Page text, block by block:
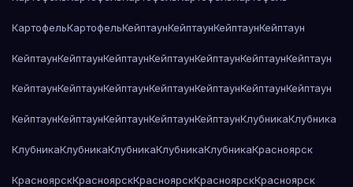
КартофельКартофельКейптаунКейптаунКейптаунКейптаун
КейптаунКейптаунКейптаунКейптаунКейптаунКейптаунКейптаун
КейптаунКейптаунКейптаунКейптаунКейптаунКейптаунКейптаун
КейптаунКейптаунКейптаунКейптаунКейптаунКлубникаКлубника
КлубникаКлубникаКлубникаКлубникаКлубникаКрасноярск
КрасноярскКрасноярскКрасноярскКрасноярскКрасноярск